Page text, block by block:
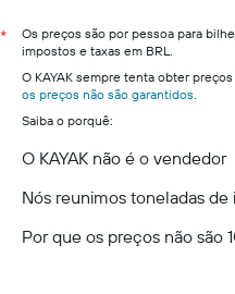
*
Os preços são por pessoa para
impostos e taxas em BRL.
O KAYAK sempre tenta obter
os preços não são garantidos
Saiba o porquê:
O KAYAK não é o vendedor
Nós reunimos toneladas
Por que os preços não são